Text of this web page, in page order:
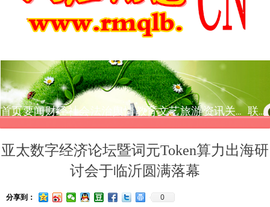
首页要闻财经社会法治 舆情教育文艺旅游资讯 关于我们 联系我们
亚太数字经济论坛暨词元Token算力出海研
讨会于临沂圆满落幕
分享到： 0